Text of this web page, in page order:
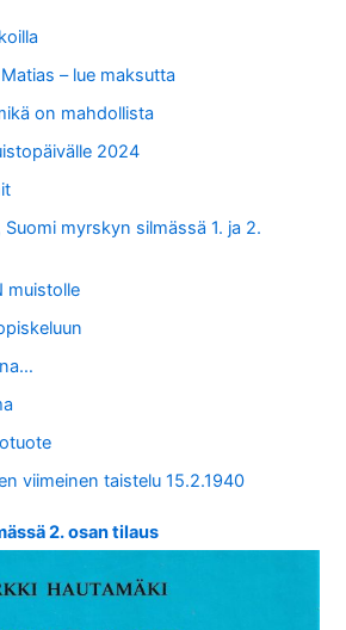
– lue maksutta
on mahdollista
2024
Suomi myrskyn silmässä 1. ja 2.
muistolle
viimeinen taistelu 15.2.1940
2. osan tilaus